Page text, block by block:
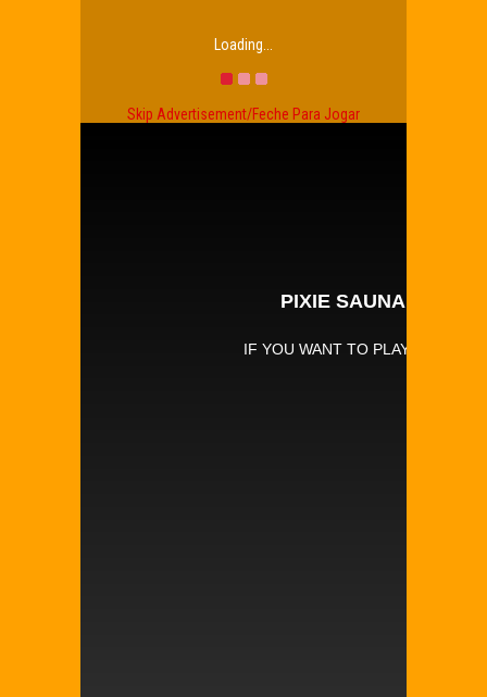
Loading...
Skip Advertisement/Feche Para Jogar